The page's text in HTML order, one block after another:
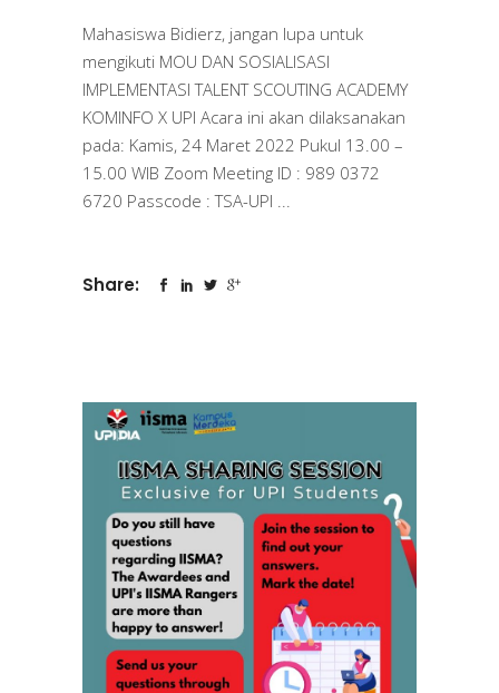
Mahasiswa Bidierz, jangan lupa untuk
mengikuti MOU DAN SOSIALISASI
IMPLEMENTASI TALENT SCOUTING ACADEMY
KOMINFO X UPI Acara ini akan dilaksanakan
pada: Kamis, 24 Maret 2022 Pukul 13.00 –
15.00 WIB Zoom Meeting ID : 989 0372
6720 Passcode : TSA-UPI
Share: